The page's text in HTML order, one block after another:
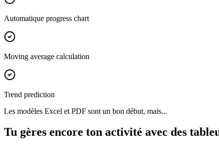
Automatique progress chart
Moving average calculation
Trend prediction
Les modèles Excel et PDF sont un bon début, mais...
Tu gères encore ton activité avec des